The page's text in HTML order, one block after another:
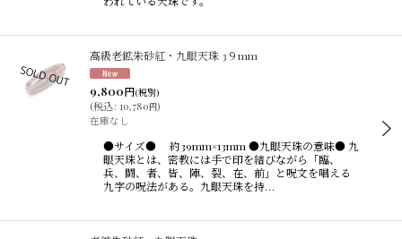
高級老鉱朱砂紅・九眼天珠 3９mm
9,800円(税別)
(税込: 10,780円)
在庫なし
●サイズ● 約39mm×13mm ●九眼天珠の意味● 九
眼天珠とは、密教には手で印を結びながら「臨、
兵、闘、者、皆、陣、裂、在、前」と呪文を唱える
九字の呪法がある。九眼天珠を持…